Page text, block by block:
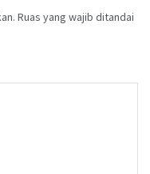
Ruas yang wajib ditandai